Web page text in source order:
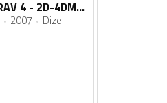
Toyota - RAV 4 - 2D-4DM/16
2007 Dizel